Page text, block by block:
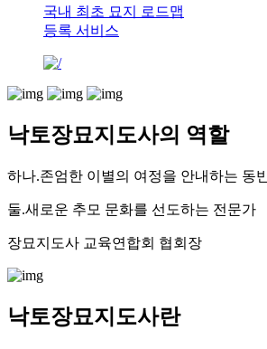
국내 최초 묘지 로드맵
등록 서비스
낙토장묘지도사의 역할
하나.존엄한 이별의 여정을 안내하는 동
둘.새로운 추모 문화를 선도하는 전문가
장묘지도사 교육연합회 협회장
낙토장묘지도사란